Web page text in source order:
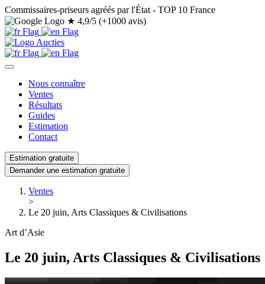
Commissaires-priseurs agréés par l'État - TOP 10 France
★ 4,9/5 (+1000 avis)
Nous connaître
Ventes
Résultats
Guides
Estimation
Contact
Estimation gratuite
Demander une estimation gratuite
Ventes
>
Le 20 juin, Arts Classiques & Civilisations
Art d’Asie
Le 20 juin, Arts Classiques & Civilisations